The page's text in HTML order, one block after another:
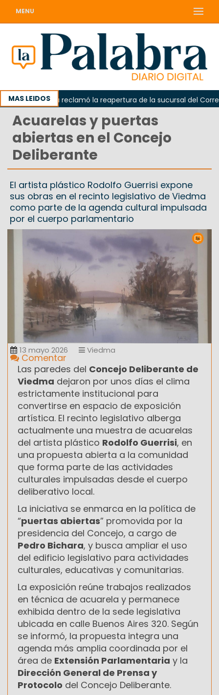
MENU
MAS LEIDOS
Odarda reclamó la reapertura de la sucursal del Correo
Acuarelas y puertas
abiertas en el Concejo
Deliberante
El artista plástico Rodolfo Guerrisi expone
sus obras en el recinto legislativo de Viedma
como parte de la agenda cultural impulsada
por el cuerpo parlamentario
13 mayo 2026 Viedma
Comentar
Las paredes del Concejo Deliberante de
Viedma dejaron por unos días el clima
estrictamente institucional para
convertirse en espacio de exposición
artística. El recinto legislativo alberga
actualmente una muestra de acuarelas
del artista plástico Rodolfo Guerrisi, en
una propuesta abierta a la comunidad
que forma parte de las actividades
culturales impulsadas desde el cuerpo
deliberativo local.
La iniciativa se enmarca en la política de
“puertas abiertas” promovida por la
presidencia del Concejo, a cargo de
Pedro Bichara, y busca ampliar el uso
del edificio legislativo para actividades
culturales, educativas y comunitarias.
La exposición reúne trabajos realizados
en técnica de acuarela y permanece
exhibida dentro de la sede legislativa
ubicada en calle Buenos Aires 320. Según
se informó, la propuesta integra una
agenda más amplia coordinada por el
área de Extensión Parlamentaria y la
Dirección General de Prensa y
Protocolo del Concejo Deliberante.